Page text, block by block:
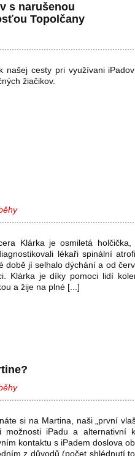
s narušenou
Topolčany
našej cesty pri využívani
žiačikov.
Klárka je osmiletá
lékaři spinální
době jí selhalo dýchání a od
Klárka je díky pomoci lidí
a žije na plné [...]
si na Martina, naši „první
možnosti iPadu a alternativní
kontaktu s iPadem doslova
z důvodů (počet shlédnutí